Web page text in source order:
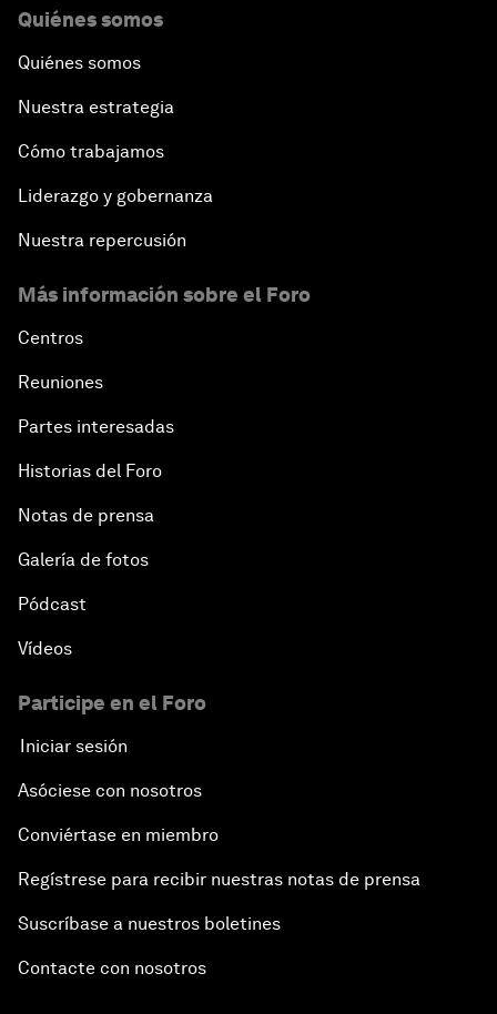
Quiénes somos
Quiénes somos
Nuestra estrategia
Cómo trabajamos
Liderazgo y gobernanza
Nuestra repercusión
Más información sobre el Foro
Centros
Reuniones
Partes interesadas
Historias del Foro
Notas de prensa
Galería de fotos
Pódcast
Vídeos
Participe en el Foro
Iniciar sesión
Asóciese con nosotros
Conviértase en miembro
Regístrese para recibir nuestras notas de prensa
Suscríbase a nuestros boletines
Contacte con nosotros